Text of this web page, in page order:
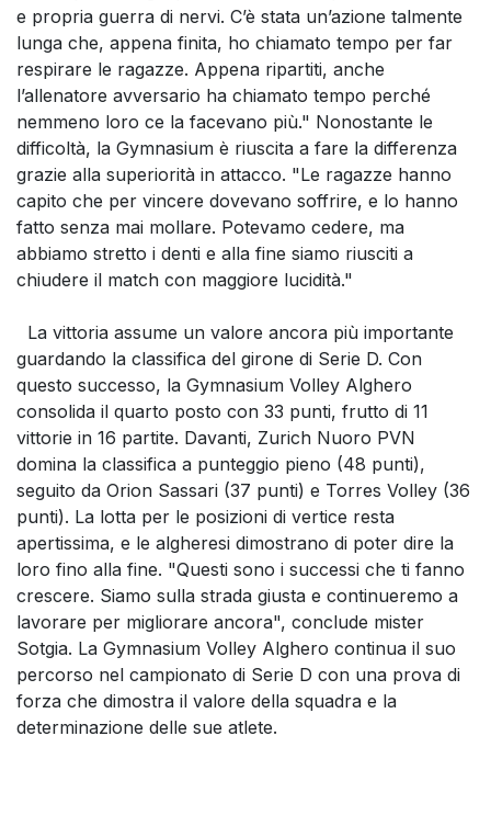
e propria guerra di nervi. C’è stata un’azione talmente
lunga che, appena finita, ho chiamato tempo per far
respirare le ragazze. Appena ripartiti, anche
l’allenatore avversario ha chiamato tempo perché
nemmeno loro ce la facevano più." Nonostante le
difficoltà, la Gymnasium è riuscita a fare la differenza
grazie alla superiorità in attacco. "Le ragazze hanno
capito che per vincere dovevano soffrire, e lo hanno
fatto senza mai mollare. Potevamo cedere, ma
abbiamo stretto i denti e alla fine siamo riusciti a
chiudere il match con maggiore lucidità."
La vittoria assume un valore ancora più importante
guardando la classifica del girone di Serie D. Con
questo successo, la Gymnasium Volley Alghero
consolida il quarto posto con 33 punti, frutto di 11
vittorie in 16 partite. Davanti, Zurich Nuoro PVN
domina la classifica a punteggio pieno (48 punti),
seguito da Orion Sassari (37 punti) e Torres Volley (36
punti). La lotta per le posizioni di vertice resta
apertissima, e le algheresi dimostrano di poter dire la
loro fino alla fine. "Questi sono i successi che ti fanno
crescere. Siamo sulla strada giusta e continueremo a
lavorare per migliorare ancora", conclude mister
Sotgia. La Gymnasium Volley Alghero continua il suo
percorso nel campionato di Serie D con una prova di
forza che dimostra il valore della squadra e la
determinazione delle sue atlete.